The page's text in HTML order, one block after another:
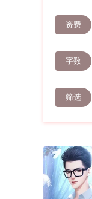
资费
字数
筛选